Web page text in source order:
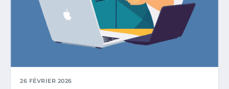
26 FÉVRIER 2026